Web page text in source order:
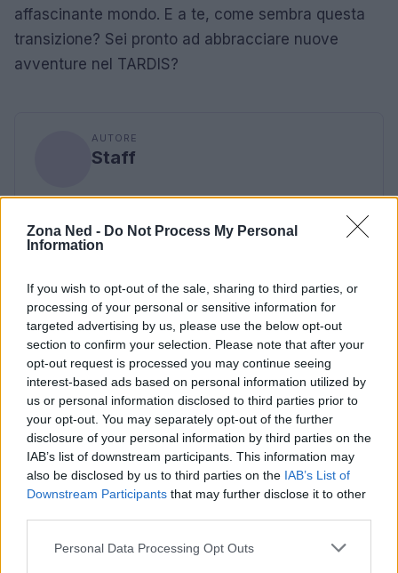
Zona Ned - Do Not Process My Personal
Information
If you wish to opt-out of the sale, sharing to third parties, or
processing of your personal or sensitive information for
targeted advertising by us, please use the below opt-out
section to confirm your selection. Please note that after your
opt-out request is processed you may continue seeing
interest-based ads based on personal information utilized by
us or personal information disclosed to third parties prior to
your opt-out. You may separately opt-out of the further
disclosure of your personal information by third parties on the
IAB’s list of downstream participants. This information may
also be disclosed by us to third parties on the IAB’s List of
Downstream Participants that may further disclose it to other
Please note that this website/app uses one or more Google
Personal Data Processing Opt Outs
affascinante mondo. E a te, come sembra questa
transizione? Sei pronto ad abbracciare nuove
avventure nel TARDIS?
AUTORE
Staff